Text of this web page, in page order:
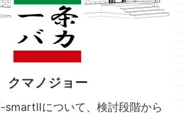
クマノジョー
smartⅡについて、検討段階から